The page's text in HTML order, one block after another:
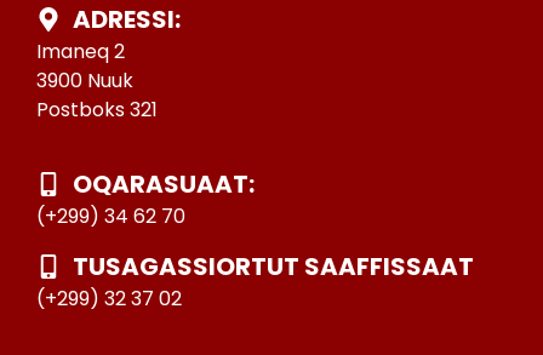
ADRESSI:
Imaneq 2
3900 Nuuk
Postboks 321
OQARASUAAT:
(+299) 34 62 70
TUSAGASSIORTUT SAAFFISSAAT
(+299) 32 37 02